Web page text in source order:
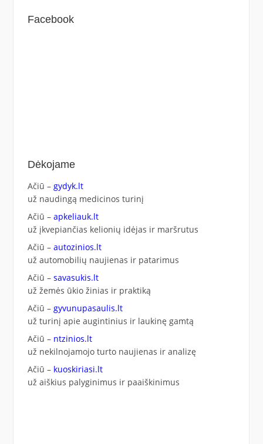
Facebook
Dėkojame
Ačiū – gydyk.lt
už naudingą medicinos turinį
Ačiū – apkeliauk.lt
už įkvepiančias kelionių idėjas ir maršrutus
Ačiū – autozinios.lt
už automobilių naujienas ir patarimus
Ačiū – savasukis.lt
už žemės ūkio žinias ir praktiką
Ačiū – gyvunupasaulis.lt
už turinį apie augintinius ir laukinę gamtą
Ačiū – ntzinios.lt
už nekilnojamojo turto naujienas ir analizę
Ačiū – kuoskiriasi.lt
už aiškius palyginimus ir paaiškinimus